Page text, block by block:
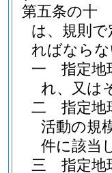
第五条の十
は、規則
ればなら
一
指定地
れ、又は
二
指定地
活動の規
件に該当
三
指定地